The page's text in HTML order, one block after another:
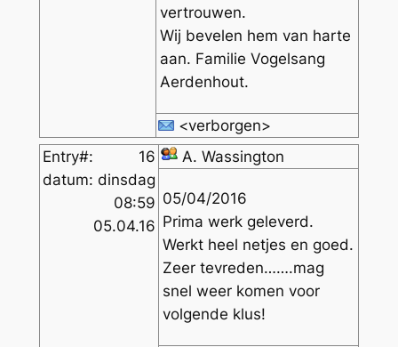
vertrouwen.
Wij bevelen hem van harte
aan. Familie Vogelsang
Aerdenhout.
<verborgen>
Entry#:
16
datum: dinsdag
08:59
05.04.16
A. Wassington
05/04/2016
Prima werk geleverd.
Werkt heel netjes en goed.
Zeer tevreden…….mag
snel weer komen voor
volgende klus!